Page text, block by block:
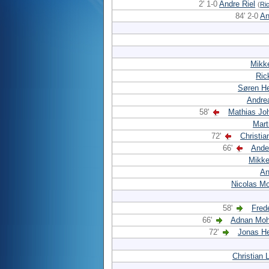
2' 1-0 Andre Riel (
84' 2-0
Søren
58'
Mathias
72'
66'
Nicolas
58'
66'
Adnan
72'
Jonas
Christian